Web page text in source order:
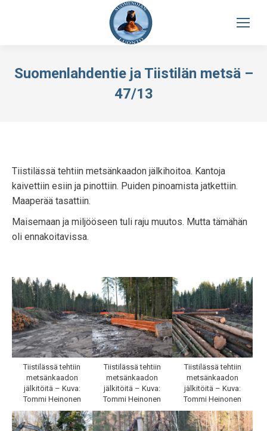
Suomenlahdentie ja Tiistilän metsä –
47/13
Tiistilässä tehtiin metsänkaadon jälkihoitoa. Kantoja
kaivettiin esiin ja pinottiin. Puiden pinoamista jatkettiin.
Maaperää tasattiin.
Maisemaan ja miljööseen tuli raju muutos. Mutta tämähän
oli ennakoitavissa.
Tiistilässä tehtiin
metsänkaadon
jälkitöitä – Kuva:
Tommi Heinonen
Tiistilässä tehtiin
metsänkaadon
jälkitöitä – Kuva:
Tommi Heinonen
Tiistilässä tehtiin
metsänkaadon
jälkitöitä – Kuva:
Tommi Heinonen